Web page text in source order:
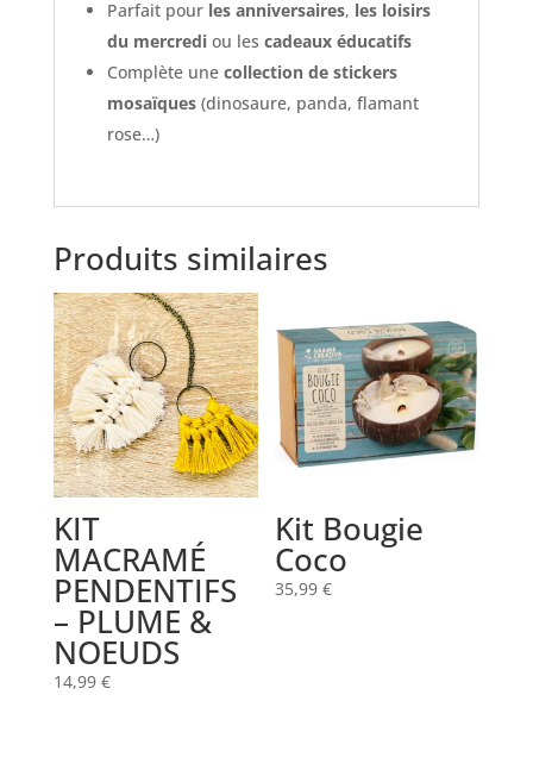
Parfait pour les anniversaires, les loisirs
du mercrediou les cadeaux éducatifs
Complète une collection de stickers
mosaïques(dinosaure, panda, flamant
rose…)
Produits similaires
KIT
MACRAMÉ
PENDENTIFS
– PLUME &
NOEUDS
14,99 €
Kit Bougie
Coco
35,99€